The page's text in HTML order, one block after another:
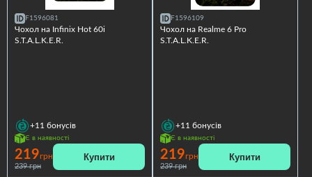
F1596081
Чохол на Infinix Hot 60i
S.T.A.L.K.E.R.
+11 бонусів
Є в наявності
219грн
239 грн
Купити
F1596109
Чохол на Realme 6 Pro
S.T.A.L.K.E.R.
+11 бонусів
Є в наявності
219грн
239 грн
Купити